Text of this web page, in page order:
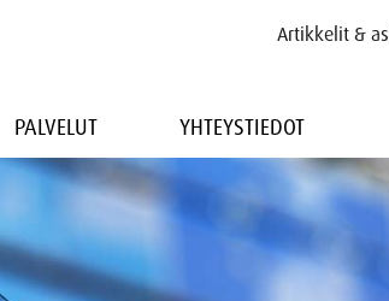
Artikkelit &
PALVELUT YHTEYSTIEDOT